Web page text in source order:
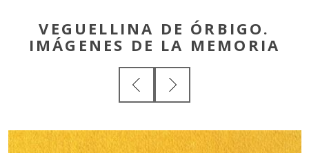
VEGUELLINA DE ÓRBIGO.
IMÁGENES DE LA MEMORIA